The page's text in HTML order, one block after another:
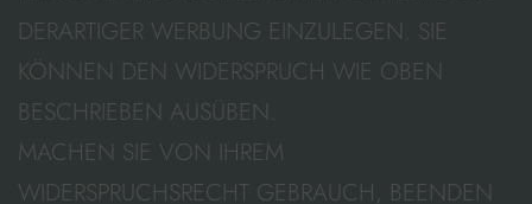
DERARTIGER WERBUNG EINZULEGEN. SIE
KÖNNEN DEN WIDERSPRUCH WIE OBEN
BESCHRIEBEN AUSÜBEN.
MACHEN SIE VON IHREM
WIDERSPRUCHSRECHT GEBRAUCH, BEENDEN